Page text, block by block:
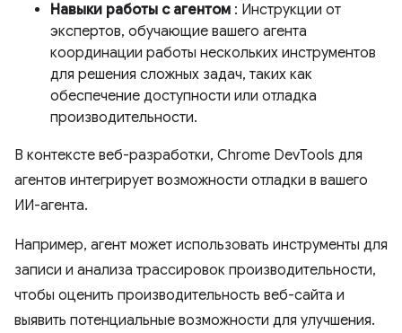
Навыки работы с агентом : Инструкции от
экспертов, обучающие вашего агента
координации работы нескольких инструментов
для решения сложных задач, таких как
обеспечение доступности или отладка
производительности.
В контексте веб-разработки, Chrome DevTools для
агентов интегрирует возможности отладки в вашего
ИИ-агента.
Например, агент может использовать инструменты для
записи и анализа трассировок производительности,
чтобы оценить производительность веб-сайта и
выявить потенциальные возможности для улучшения.